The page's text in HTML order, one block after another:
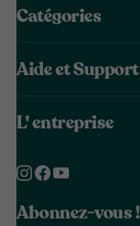
Catégories
Aide et Support
L' entreprise
Abonnez-vous !